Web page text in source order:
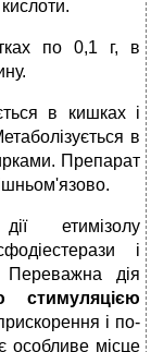
по 0,1 г, в
в кишках і
в
Пре­парат
етимізолу
і
дія
стимуляцією
і по­
осо­бливе місце